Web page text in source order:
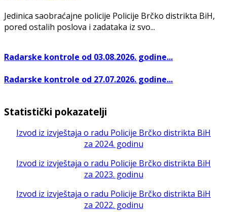
Jedinica saobraćajne policije Policije Brčko distrikta BiH,
pored ostalih poslova i zadataka iz svo...
Radarske kontrole od 03.08.2026. godine...
Radarske kontrole od 27.07.2026. godine...
Statistički pokazatelji
Izvod iz izvještaja o radu Policije Brčko distrikta BiH
za 2024. godinu
Izvod iz izvještaja o radu Policije Brčko distrikta BiH
za 2023. godinu
Izvod iz izvještaja o radu Policije Brčko distrikta BiH
za 2022. godinu